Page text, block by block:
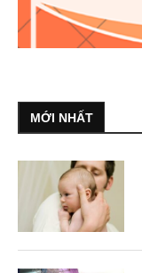
MỚI NHẤT